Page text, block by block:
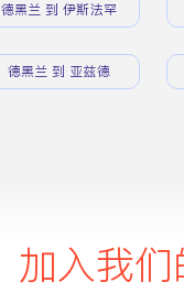
德黑兰 到 伊斯法罕
德黑兰 到 亚兹德
加入我